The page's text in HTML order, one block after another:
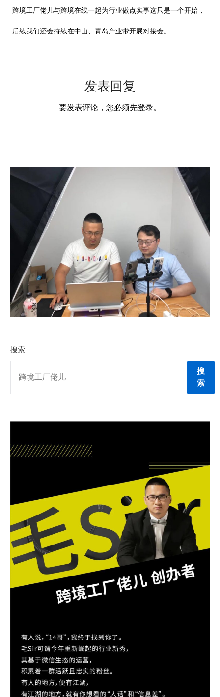
跨境工厂佬儿与跨境在线一起为行业做点实事这只是一个开始，
后续我们还会持续在中山、青岛产业带开展对接会。
发表回复
要发表评论，您必须先登录。
搜索
搜
索